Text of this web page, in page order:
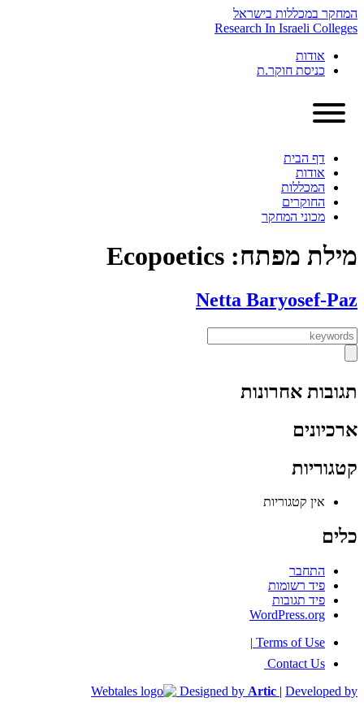
Skip
to
המחקר במכללות בישראל
Research In Israeli Colleges
אודות
כניסת חוקר.ת
דף הבית
אודות
המכללות
החוקרים
מכוני המחקר
מילת מפתח: Ecopoetics
Netta Baryosef-Paz
תגובות אחרונות
ארכיונים
קטגוריות
אין קטגוריות
כלים
התחבר
פיד רשומות
פיד תגובות
WordPress.org
Terms of Use
|
Contact Us
Designed by Artic | Developed by